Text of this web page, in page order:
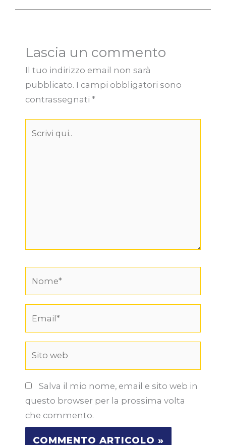
Lascia un commento
Il tuo indirizzo email non sarà
pubblicato. I campi obbligatori sono
contrassegnati *
Salva il mio nome, email e sito web in
questo browser per la prossima volta
che commento.